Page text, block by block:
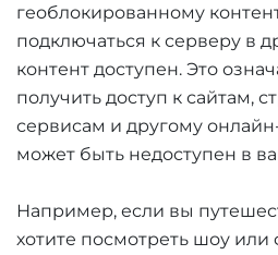
геоблокированному
подключаться к серверу в
контент доступен. Это
получить доступ к сайтам,
сервисам и другому
может быть недоступен в
Например, если вы
хотите посмотреть шоу